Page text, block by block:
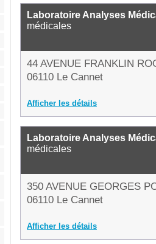
Laboratoire Analyses
médicales
44 AVENUE FRANKLIN
06110 Le Cannet
Afficher les détails
Laboratoire Analyses
médicales
350 AVENUE GEORGES
06110 Le Cannet
Afficher les détails